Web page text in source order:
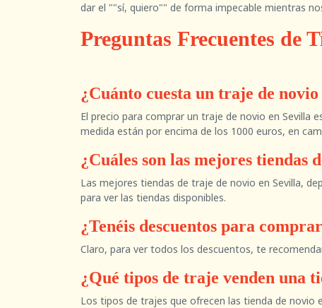
dar el ""sí, quiero"" de forma impecable mientras
Preguntas Frecuentes de
¿Cuánto cuesta un traje de
El precio para comprar un traje de novio en Sevilla
medida están por encima de los 1000 euros, en
¿Cuáles son las mejores tiendas
Las mejores tiendas de traje de novio en Sevilla,
para ver las tiendas disponibles.
¿Tenéis descuentos para
Claro, para ver todos los descuentos, te
¿Qué tipos de traje venden una
Los tipos de trajes que ofrecen las tienda de novio